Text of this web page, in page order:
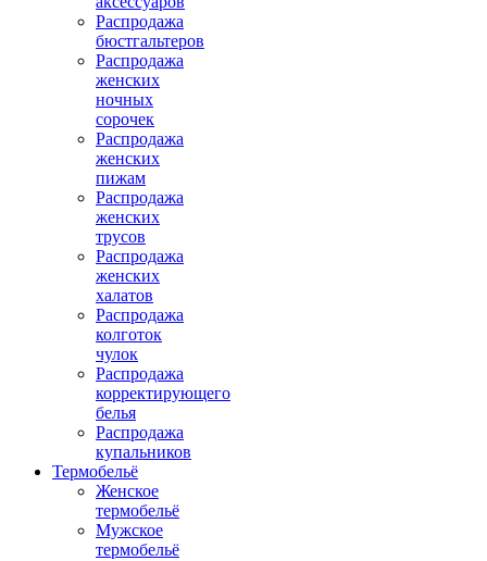
Распродажа
бюстгальтеров
Распродажа
женских
ночных
сорочек
Распродажа
женских
пижам
Распродажа
женских
трусов
Распродажа
женских
халатов
Распродажа
колготок
чулок
Распродажа
корректирующего
белья
Распродажа
купальников
Термобельё
Женское
термобельё
Мужское
термобельё